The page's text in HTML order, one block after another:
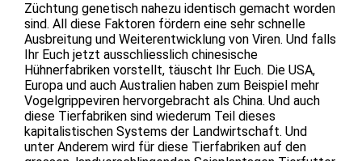
Züchtung genetisch nahezu identisch gemacht worden
sind. All diese Faktoren fördern eine sehr schnelle
Ausbreitung und Weiterentwicklung von Viren. Und falls
Ihr Euch jetzt ausschliesslich chinesische
Hühnerfabriken vorstellt, täuscht Ihr Euch. Die USA,
Europa und auch Australien haben zum Beispiel mehr
Vogelgrippeviren hervorgebracht als China. Und auch
diese Tierfabriken sind wiederum Teil dieses
kapitalistischen Systems der Landwirtschaft. Und
unter Anderem wird für diese Tierfabriken auf den